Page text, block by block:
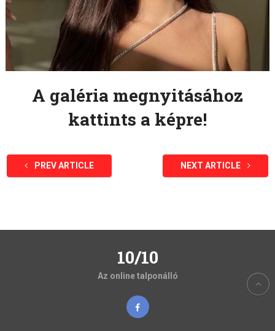
A galéria megnyitásához
kattints a képre!
PREV ARTICLE NEXT ARTICLE
10/10
Az online talponálló